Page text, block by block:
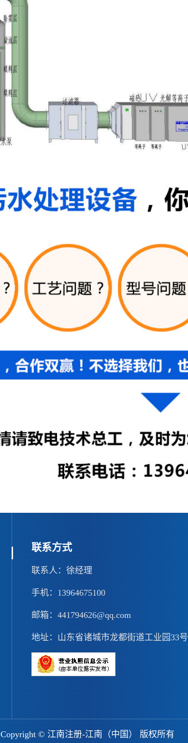
联系方式
联系人：徐经理
手机：13964675100
邮箱：441794626@qq.com
地址：山东省诸城市龙都街道工业园33号
Copyright © 江南注册-江南（中国） 版权所有